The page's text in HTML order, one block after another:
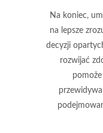
Na koniec,
na lepsze
decyzji
rozwijać